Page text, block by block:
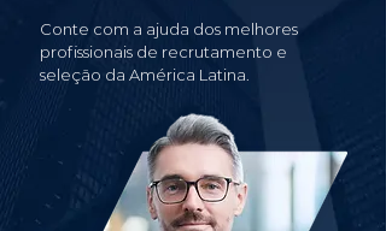
Conte com a ajuda dos melhores
profissionais de recrutamento e
seleção da América Latina.